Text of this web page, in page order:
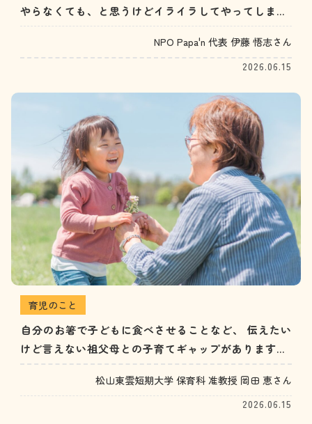
やらなくても、と思うけどイライラしてやってしまう
みたい…。（20代男性）
NPO Papa'n 代表 伊藤 悟志さん
2026.06.15
育児のこと
自分のお箸で子どもに食べさせることなど、 伝えたい
けど言えない祖父母との子育てギャップがあります。
おやつやお小遣いのことなど、小さなことがストレス
に…。どう向き合えばいい？（30代女性）
松山東雲短期大学 保育科 准教授 岡田 恵さん
2026.06.15